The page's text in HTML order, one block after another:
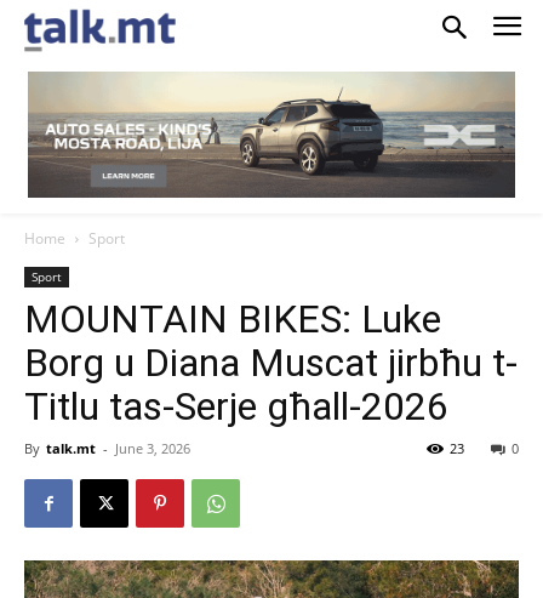
Home Sport
Sport
MOUNTAIN BIKES: Luke
Borg u Diana Muscat jirbħu t-
Titlu tas-Serje għall-2026
By talk.mt - June 3, 2026 0
23